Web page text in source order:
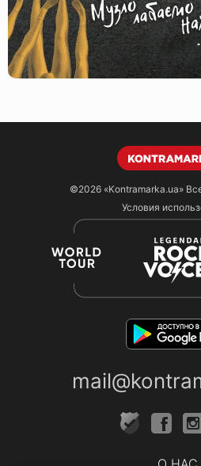
©2026 «Kontramarka.ua»
Условия